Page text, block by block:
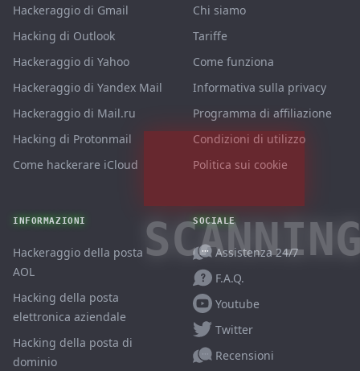
Hackeraggio di Gmail
Hacking di Outlook
Hackeraggio di Yahoo
Hackeraggio di Yandex Mail
Hackeraggio di Mail.ru
Hacking di Protonmail
Come hackerare iCloud
INFORMAZIONI
Hackeraggio della posta
AOL
Hacking della posta
elettronica aziendale
Hacking della posta di
dominio
Chi siamo
Tariffe
Come funziona
Informativa sulla privacy
Programma di affiliazione
Condizioni di utilizzo
Politica sui cookie
SOCIALE
Assistenza 24/7
F.A.Q.
Youtube
Twitter
Recensioni